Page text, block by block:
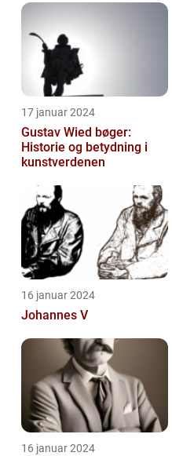
spændende og
17 januar 2024
Gustav Wied bøger:
Historie og betydning i
kunstverdenen
16 januar 2024
Johannes V
16 januar 2024